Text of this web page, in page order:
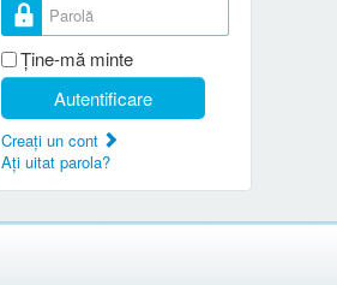
Parolă
Ţine-mă minte
Autentificare
Creaţi un cont
Aţi uitat parola?